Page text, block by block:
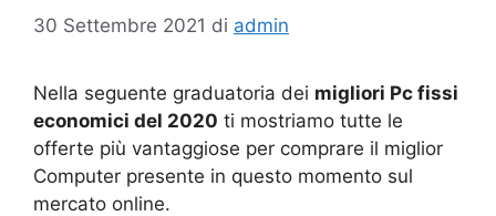
30 Settembre 2021 di admin
Nella seguente graduatoria dei migliori Pc fissi
economici del 2020 ti mostriamo tutte le
offerte più vantaggiose per comprare il miglior
Computer presente in questo momento sul
mercato online.